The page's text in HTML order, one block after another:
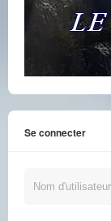
Se connecter